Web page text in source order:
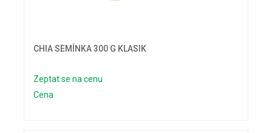
CHIA SEMÍNKA 300 G KLASIK
Zeptat se na cenu
Cena